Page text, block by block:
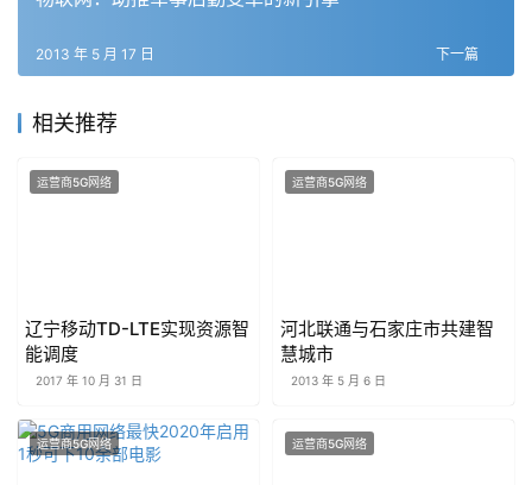
下一篇
2013 年 5 月 17 日
相关推荐
运营商5G网络
辽宁移动TD-LTE实现资源智
能调度
2017 年 10 月 31 日
运营商5G网络
河北联通与石家庄市共建智
慧城市
2013 年 5 月 6 日
运营商5G网络 运营商5G网络